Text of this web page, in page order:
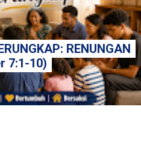
RENUNGAN
7:1-10)